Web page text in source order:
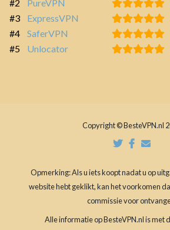
#2
PureVPN
#3
ExpressVPN
#4
SaferVPN
#5
Unlocator
Copyright © BesteVPN.nl
Opmerking: Als u iets koopt nadat u op
website hebt geklikt, kan het voorkomen
commissie voor
Alle informatie op BesteVPN.nl is met